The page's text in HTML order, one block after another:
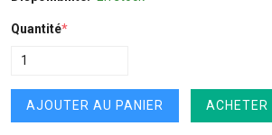
Quantité*
AJOUTER AU PANIER ACHETER